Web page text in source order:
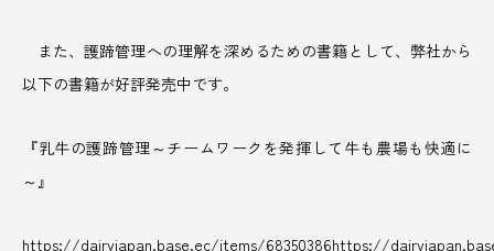
また、護蹄管理への理解を深めるための書籍として、弊社から
以下の書籍が好評発売中です。
『乳牛の護蹄管理～チームワークを発揮して牛も農場も快適に
～』
https://dairyjapan.base.ec/items/68350386https://